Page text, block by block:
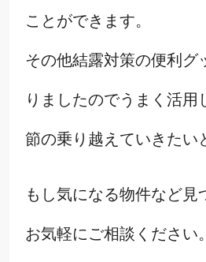
ことができます。
その他結露対策の便利グ
りましたのでうまく活用
節の乗り越えていきたい
もし気になる物件など見
お気軽にご相談ください。